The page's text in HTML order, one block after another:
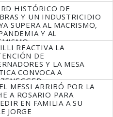
HISTÓRICO DE
Y UN INDUSTRICIDIO
SUPERA AL MACRISMO,
Y AL
REACTIVA LA
DE
Y LA MESA
CONVOCA A
MESSI ARRIBÓ POR LA
A ROSARIO PARA
EN FAMILIA A SU
JORGE